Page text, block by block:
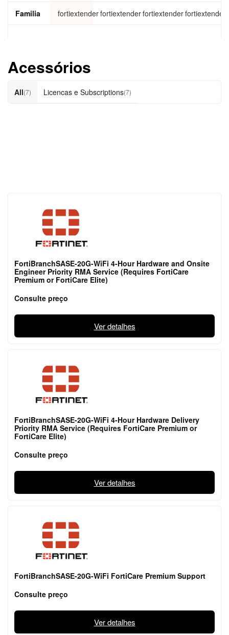
Familia fortiextenderfortiextenderfortiextenderfortiextender
Acessórios
All(7) Licencas e Subscriptions(7)
FortiBranchSASE-20G-WiFi 4-Hour Hardware and Onsite
Engineer Priority RMA Service (Requires FortiCare
Premium or FortiCare Elite)
Consulte preço
Ver detalhes
FortiBranchSASE-20G-WiFi 4-Hour Hardware Delivery
Priority RMA Service (Requires FortiCare Premium or
FortiCare Elite)
Consulte preço
Ver detalhes
FortiBranchSASE-20G-WiFi FortiCare Premium Support
Consulte preço
Ver detalhes